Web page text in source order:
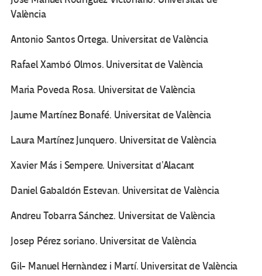
València
Antonio Santos Ortega. Universitat de València
Rafael Xambó Olmos. Universitat de València
Maria Poveda Rosa. Universitat de València
Jaume Martínez Bonafé. Universitat de València
Laura Martínez Junquero. Universitat de València
Xavier Más i Sempere. Universitat d’Alacant
Daniel Gabaldón Estevan. Universitat de València
Andreu Tobarra Sánchez. Universitat de València
Josep Pérez soriano. Universitat de València
Gil- Manuel Hernàndez i Martí. Universitat de València